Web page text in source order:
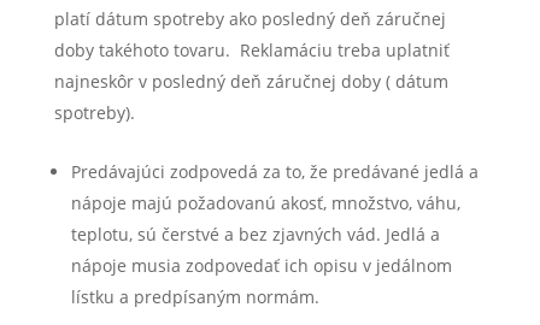
platí dátum spotreby ako posledný deň záručnej
doby takéhoto tovaru. Reklamáciu treba uplatniť
najneskôr v posledný deň záručnej doby ( dátum
spotreby).
Predávajúci zodpovedá za to, že predávané jedlá a
nápoje majú požadovanú akosť, množstvo, váhu,
teplotu, sú čerstvé a bez zjavných vád. Jedlá a
nápoje musia zodpovedať ich opisu v jedálnom
lístku a predpísaným normám.